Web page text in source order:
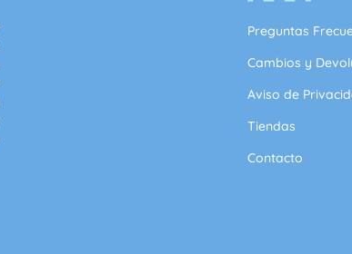
Preguntas
Cambios y
Aviso de
Tiendas
Contacto